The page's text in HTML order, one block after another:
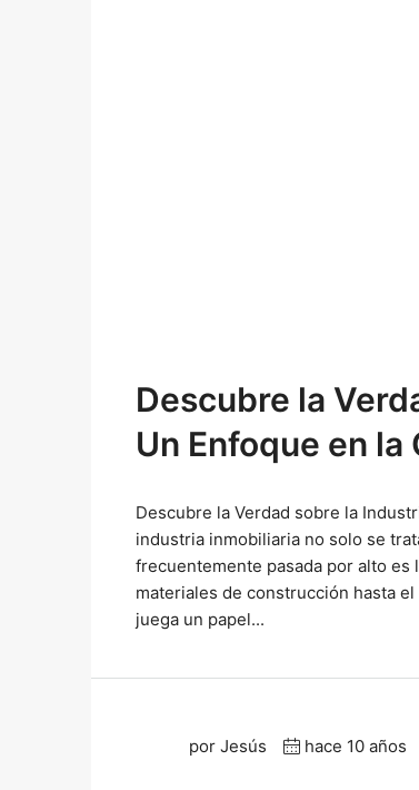
Descubre la
Un Enfoque en
Descubre la Verdad sobre la
industria inmobiliaria no solo se
frecuentemente pasada por alto
materiales de construcción hasta
juega un papel...
por Jesús hace 10 años